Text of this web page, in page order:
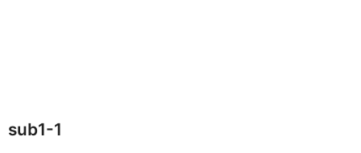
sub1-1